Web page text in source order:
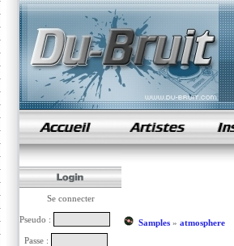
samples de rap
Se connecter
Pseudo :
Passe :
Samples» atmosphere